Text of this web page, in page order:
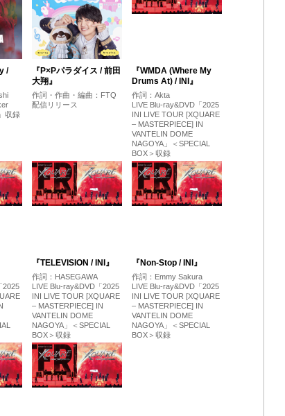
/
収録
『P×Pパラダイス / 前田
大翔』
作詞・作曲・編曲：FTQ
配信リリース
『WMDA (Where My
Drums At) / INI』
作詞：Akta
LIVE Blu-ray&DVD「2025
INI LIVE TOUR [XQUARE
– MASTERPIECE] IN
VANTELIN DOME
NAGOYA」＜SPECIAL
BOX＞収録
2025
『TELEVISION / INI』
作詞：HASEGAWA
LIVE Blu-ray&DVD「2025
INI LIVE TOUR [XQUARE
– MASTERPIECE] IN
VANTELIN DOME
NAGOYA」＜SPECIAL
BOX＞収録
『Non-Stop / INI』
作詞：Emmy Sakura
LIVE Blu-ray&DVD「2025
INI LIVE TOUR [XQUARE
– MASTERPIECE] IN
VANTELIN DOME
NAGOYA」＜SPECIAL
BOX＞収録